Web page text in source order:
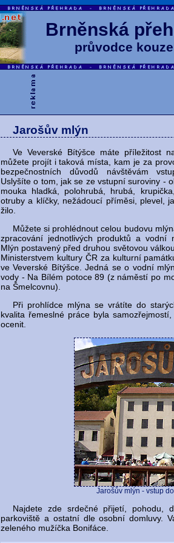
Brněnská
průvodce
Jarošův mlýn
Ve Veverské Bítýšce máte příležitost
můžete projít i taková místa, kam je za
bezpečnostních důvodů návštěvám
Uslyšíte o tom, jak se ze vstupní suroviny -
mouka hladká, polohrubá, hrubá,
otruby a klíčky, nežádoucí příměsi, plevel,
žilo.
Můžete si prohlédnout celou budovu
zpracování jednotlivých produktů a vodní
Mlýn postavený před druhou světovou
Ministerstvem kultury ČR za kulturní
ve Veverské Bítýšce. Jedná se o vodní
vody - Na Bílém potoce 89 (z náměstí po
na Šmelcovnu).
Při prohlídce mlýna se vrátíte do
kvalita řemeslné práce byla
ocenit.
Jarošův mlýn - vstup
Najdete zde srdečné přijetí, pohodu,
parkoviště a ostatní dle osobní domluvy.
zeleného mužíčka Bonifáce.